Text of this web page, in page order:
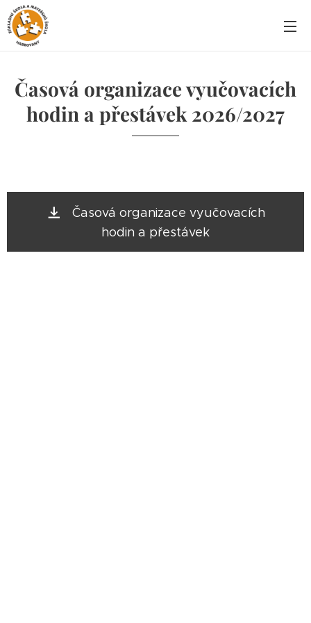
Časová organizace vyučovacích
hodin a přestávek 2026/2027
Časová organizace vyučovacích
hodin a přestávek